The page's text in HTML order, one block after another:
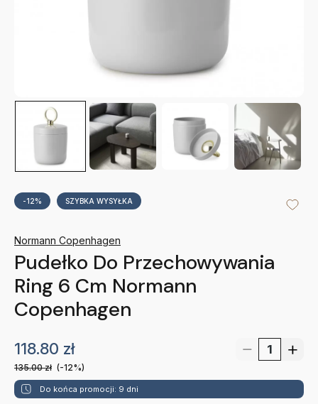
-12% SZYBKA WYSYŁKA
Normann Copenhagen
Pudełko Do Przechowywania
Ring 6 Cm Normann
Copenhagen
118.80 zł
135.00zł (-12%)
Do końca promocji: 9 dni